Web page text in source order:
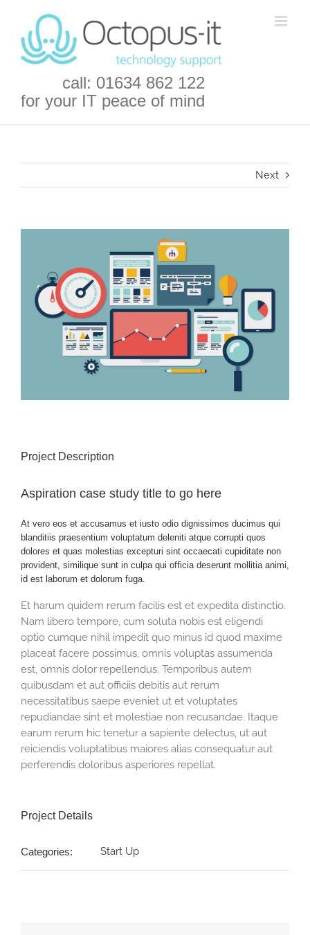
content
call: 01634 862 122
for your IT peace of mind
Next
Project Description
Aspiration case study title to go here
At vero eos et accusamus et iusto odio dignissimos ducimus qui
blanditiis praesentium voluptatum deleniti atque corrupti quos
dolores et quas molestias excepturi sint occaecati cupiditate non
provident, similique sunt in culpa qui officia deserunt mollitia animi,
id est laborum et dolorum fuga.
Et harum quidem rerum facilis est et expedita distinctio.
Nam libero tempore, cum soluta nobis est eligendi
optio cumque nihil impedit quo minus id quod maxime
placeat facere possimus, omnis voluptas assumenda
est, omnis dolor repellendus. Temporibus autem
quibusdam et aut officiis debitis aut rerum
necessitatibus saepe eveniet ut et voluptates
repudiandae sint et molestiae non recusandae. Itaque
earum rerum hic tenetur a sapiente delectus, ut aut
reiciendis voluptatibus maiores alias consequatur aut
perferendis doloribus asperiores repellat.
Project Details
Categories: Start Up